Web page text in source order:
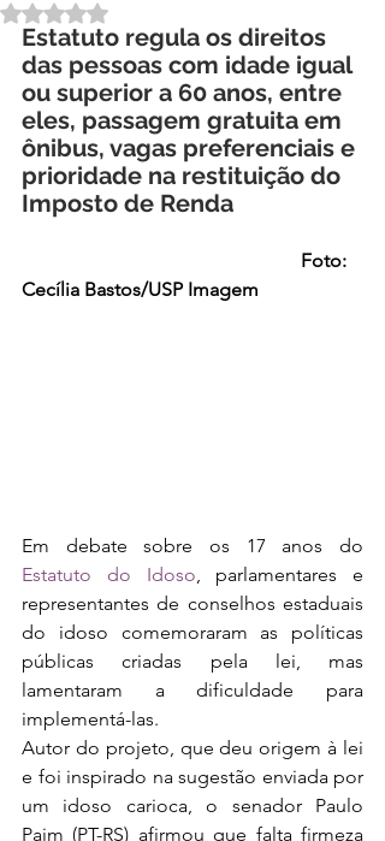
Avaliado com NaN de 5 estrelas.
Estatuto regula os direitos
das pessoas com idade igual
ou superior a 60 anos, entre
eles, passagem gratuita em
ônibus, vagas preferenciais e
prioridade na restituição do
Imposto de Renda
Cecília Bastos/USP Imagem
Em debate sobre os 17 anos do
Estatuto do Idoso, parlamentares e
representantes de conselhos estaduais
do idoso comemoraram as políticas
públicas criadas pela lei, mas
lamentaram a dificuldade para
implementá-las.
Autor do projeto, que deu origem à lei
e foi inspirado na sugestão enviada por
um idoso carioca, o senador Paulo
Paim (PT-RS) afirmou que falta firmeza